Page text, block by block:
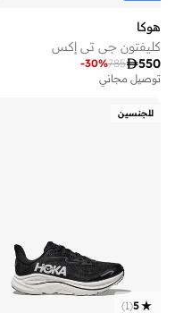
هوكا
كليفتون جي تي إكس
550
785
-30%
توصيل مجاني
للجنسين
5
(
1
)